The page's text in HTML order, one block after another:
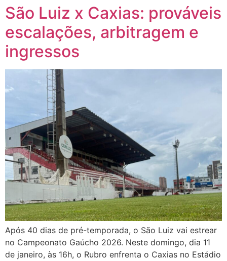
WhatsApp(abre
em
nova
Twitter(abre
em
nova
janela)
Facebook(abre
em
nova
Telegram(abre
em
nova
janela)
em
nova
janela)
São Luiz x Caxias: prováveis
escalações, arbitragem e
ingressos
Após 40 dias de pré-temporada, o São Luiz vai estrear
no Campeonato Gaúcho 2026. Neste domingo, dia 11
de janeiro, às 16h, o Rubro enfrenta o Caxias no Estádio